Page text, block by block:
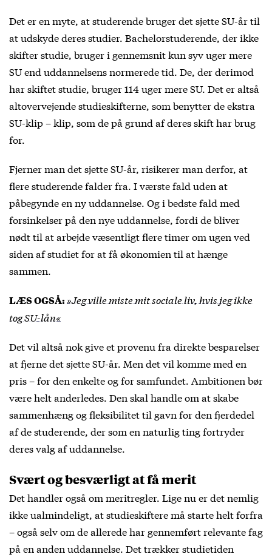
Det er en myte, at studerende bruger det sjette SU-år til
at udskyde deres studier. Bachelorstuderende, der ikke
skifter studie, bruger i gennemsnit kun syv uger mere
SU end uddannelsens normerede tid. De, der derimod
har skiftet studie, bruger 114 uger mere SU. Det er altså
altovervejende studieskifterne, som benytter de ekstra
SU-klip – klip, som de på grund af deres skift har brug
for.
Fjerner man det sjette SU-år, risikerer man derfor, at
flere studerende falder fra. I værste fald uden at
påbegynde en ny uddannelse. Og i bedste fald med
forsinkelser på den nye uddannelse, fordi de bliver
nødt til at arbejde væsentligt flere timer om ugen ved
siden af studiet for at få økonomien til at hænge
sammen.
LÆS OGSÅ:»Jeg ville miste mit sociale liv, hvis jeg ikke
tog SU-lån«
Det vil altså nok give et provenu fra direkte besparelser
at fjerne det sjette SU-år. Men det vil komme med en
pris – for den enkelte og for samfundet. Ambitionen bør
være helt anderledes. Den skal handle om at skabe
sammenhæng og fleksibilitet til gavn for den fjerdedel
af de studerende, der som en naturlig ting fortryder
deres valg af uddannelse.
Svært og besværligt at få merit
Det handler også om meritregler. Lige nu er det nemlig
ikke ualmindeligt, at studieskiftere må starte helt forfra
– også selv om de allerede har gennemført relevante fag
på en anden uddannelse. Det trækker studietiden